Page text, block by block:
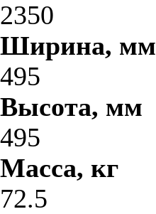
2350
Ширина, мм
495
Высота, мм
495
Масса, кг
72.5